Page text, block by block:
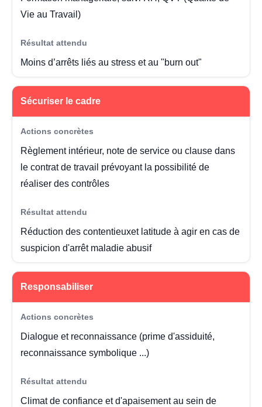
Vie au Travail)
Moins d’arrêts liés au stress et au "burn out"
Sécuriser le cadre
Règlement intérieur, note de service ou clause dans
le contrat de travail prévoyant la possibilité de
réaliser des contrôles
Réduction des contentieuxet latitude à agir en cas de
suspicion d'arrêt maladie abusif
Responsabiliser
Dialogue et reconnaissance (prime d'assiduité,
reconnaissance symbolique ...)
Climat de confiance et d'apaisement au sein de